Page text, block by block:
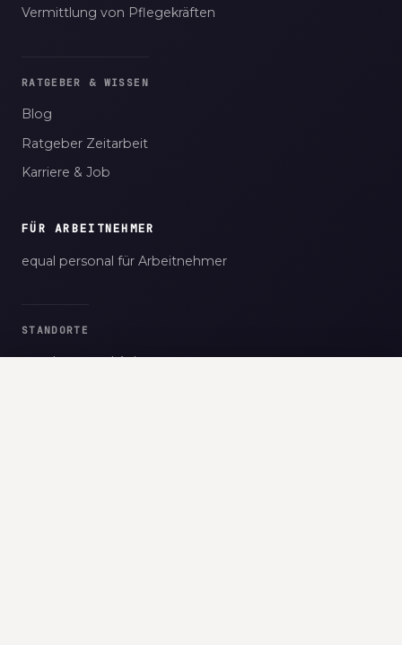
Vermittlung von Pflegekräften
RATGEBER & WISSEN
Blog
Ratgeber Zeitarbeit
Karriere & Job
FÜR ARBEITNEHMER
equal personal für Arbeitnehmer
STANDORTE
equal personal Aalen